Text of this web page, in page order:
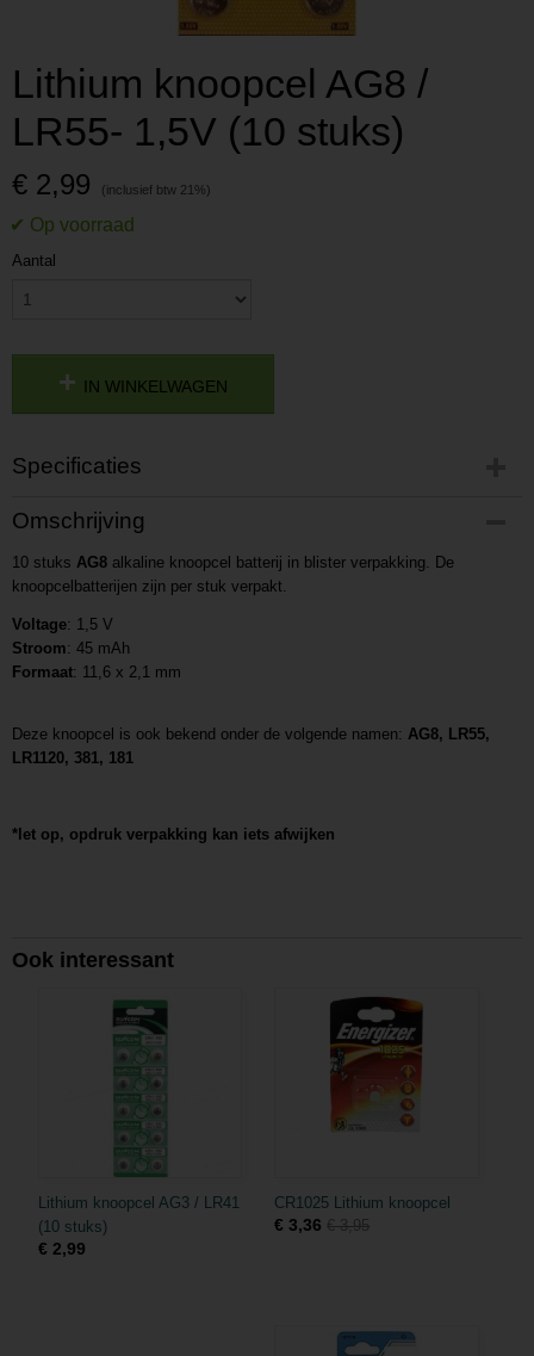
Lithium knoopcel AG8 /
LR55- 1,5V (10 stuks)
€ 2,99
Aantal
IN WINKELWAGEN
Specificaties
Productcode
P201607211656
Productcode leverancier
L201607211656
Omschrijving
10 stuks AG8 alkaline knoopcel batterij in blister verpakking. De
knoopcelbatterijen zijn per stuk verpakt.
Voltage: 1,5 V
Stroom: 45 mAh
Formaat: 11,6 x 2,1 mm
Deze knoopcel is ook bekend onder de volgende namen: AG8, LR55,
LR1120, 381, 181
*let op, opdruk verpakking kan iets afwijken
Ook interessant
Lithium knoopcel AG3 / LR41
(10 stuks)
€ 2,99
CR1025 Lithium knoopcel
€ 3,36 € 3,95